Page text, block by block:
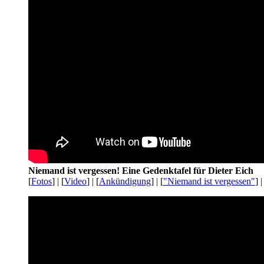
Niemand ist vergessen! Eine Gedenktafel für Dieter Eich
[Fotos] | [Video] | [Ankündigung] | ["Niemand ist vergessen"]